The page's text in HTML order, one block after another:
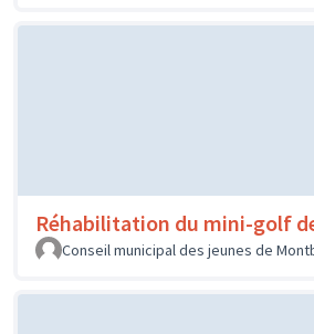
Réhabilitation du mini-golf
Conseil municipal des jeunes de